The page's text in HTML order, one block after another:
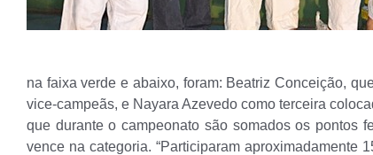
na faixa verde e abaixo, foram: Beatriz Conceição,
vice-campeãs, e Nayara Azevedo como terceira
que durante o campeonato são somados os pontos
vence na categoria. “Participaram aproximadamente